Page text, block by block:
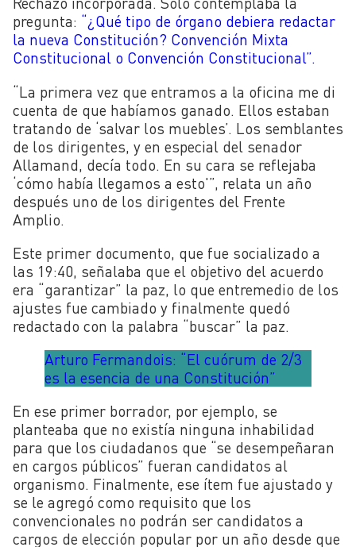
pregunta: “¿Qué tipo de órgano debiera redactar
la nueva Constitución? Convención Mixta
Constitucional o Convención Constitucional”.
“La primera vez que entramos a la oficina me di
cuenta de que habíamos ganado. Ellos estaban
tratando de ‘salvar los muebles’. Los semblantes
de los dirigentes, y en especial del senador
Allamand, decía todo. En su cara se reflejaba
‘cómo había llegamos a esto'”, relata un año
después uno de los dirigentes del Frente
Amplio.
Este primer documento, que fue socializado a
las 19:40, señalaba que el objetivo del acuerdo
era “garantizar” la paz, lo que entremedio de los
ajustes fue cambiado y finalmente quedó
redactado con la palabra “buscar” la paz.
Arturo Fermandois: “El cuórum de 2/3
es la esencia de una Constitución”
En ese primer borrador, por ejemplo, se
planteaba que no existía ninguna inhabilidad
para que los ciudadanos que “se desempeñaran
en cargos públicos” fueran candidatos al
organismo. Finalmente, ese ítem fue ajustado y
se le agregó como requisito que los
convencionales no podrán ser candidatos a
cargos de elección popular por un año desde que